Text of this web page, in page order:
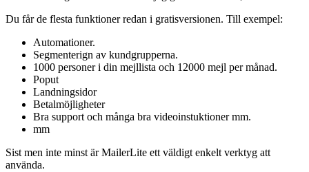
Du får de flesta funktioner redan i gratisversionen. Till exempel:
Automationer.
Segmenterign av kundgrupperna.
1000 personer i din mejllista och 12000 mejl per månad.
Poput
Landningsidor
Betalmöjligheter
Bra support och många bra videoinstuktioner mm.
mm
Sist men inte minst är MailerLite ett väldigt enkelt verktyg att
använda.